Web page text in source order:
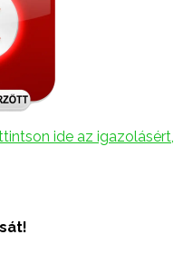
ide az igazolásért,